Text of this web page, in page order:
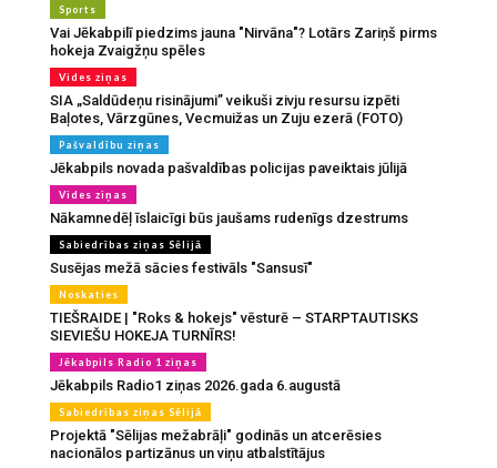
Sports
Vai Jēkabpilī piedzims jauna "Nirvāna"? Lotārs Zariņš pirms
hokeja Zvaigžņu spēles
Vides ziņas
SIA „Saldūdeņu risinājumi” veikuši zivju resursu izpēti
Baļotes, Vārzgūnes, Vecmuižas un Zuju ezerā (FOTO)
Pašvaldību ziņas
Jēkabpils novada pašvaldības policijas paveiktais jūlijā
Vides ziņas
Nākamnedēļ īslaicīgi būs jaušams rudenīgs dzestrums
Sabiedrības ziņas Sēlijā
Susējas mežā sācies festivāls "Sansusī"
Noskaties
TIEŠRAIDE | "Roks & hokejs" vēsturē – STARPTAUTISKS
SIEVIEŠU HOKEJA TURNĪRS!
Jēkabpils Radio 1 ziņas
Jēkabpils Radio1 ziņas 2026.gada 6.augustā
Sabiedrības ziņas Sēlijā
Projektā "Sēlijas mežabrāļi" godinās un atcerēsies
nacionālos partizānus un viņu atbalstītājus